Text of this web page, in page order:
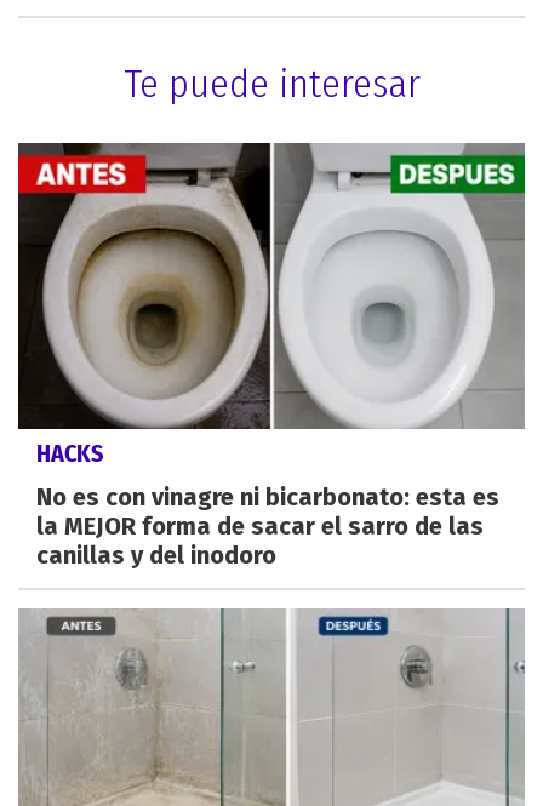
Te puede interesar
HACKS
No es con vinagre ni bicarbonato: esta es
la MEJOR forma de sacar el sarro de las
canillas y del inodoro